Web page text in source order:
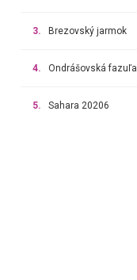
3. Brezovský jarmok
4. Ondrášovská fazuľa
5. Sahara 20206